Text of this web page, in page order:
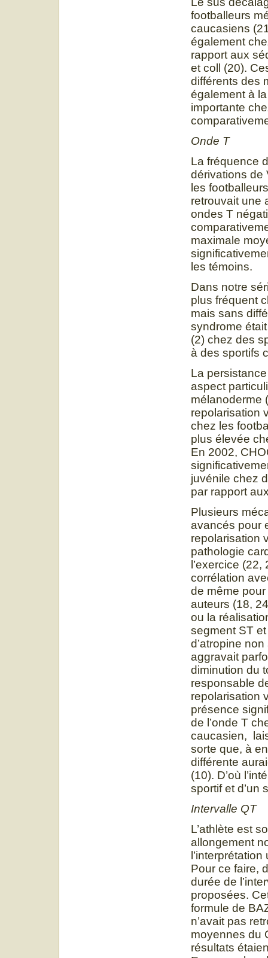
footballeurs
caucasiens
également
rapport aux
et coll (20).
différents des
également à
importante
Onde T
La fréquence
dérivations de
les
retrouvait une
ondes T
maximale
les témoins.
Dans notre
plus fréquent
mais sans
syndrome
(2) chez des
à des sportifs
La
aspect
mélanoderme
repolarisation
chez les
plus élevée
En 2002,
juvénile chez
par rapport
Plusieurs
avancés pour
repolarisation
pathologie
l’exercice
corrélation
de même pour
auteurs (18,
ou la
segment ST et
d’atropine
aggravait
diminution du
responsable
repolarisation
présence
de l’onde T
caucasien,
sorte que, à
différente
(10). D’où
sportif et d’un
Intervalle QT
L’athlète est
allongement
Pour ce faire,
durée de
proposées.
formule de
n’avait pas
moyennes du
résultats